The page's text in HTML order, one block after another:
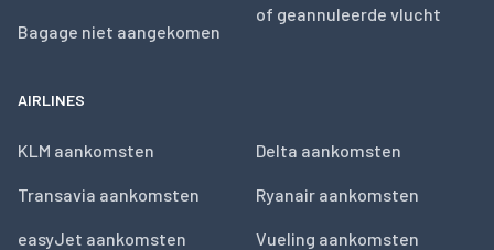
Bagage niet aangekomen
of geannuleerde vlucht
AIRLINES
KLM aankomsten
Transavia aankomsten
easyJet aankomsten
Delta aankomsten
Ryanair aankomsten
Vueling aankomsten